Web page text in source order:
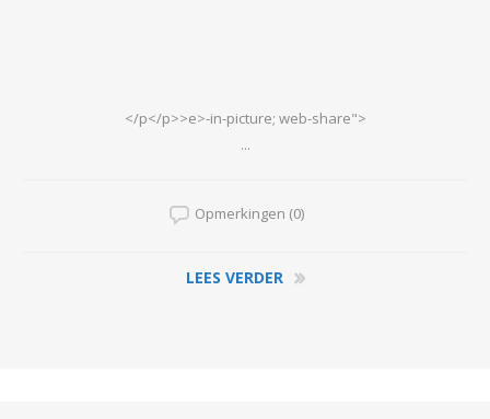
</p</p>>e>-in-picture; web-share">
...
Opmerkingen (0)
LEES VERDER